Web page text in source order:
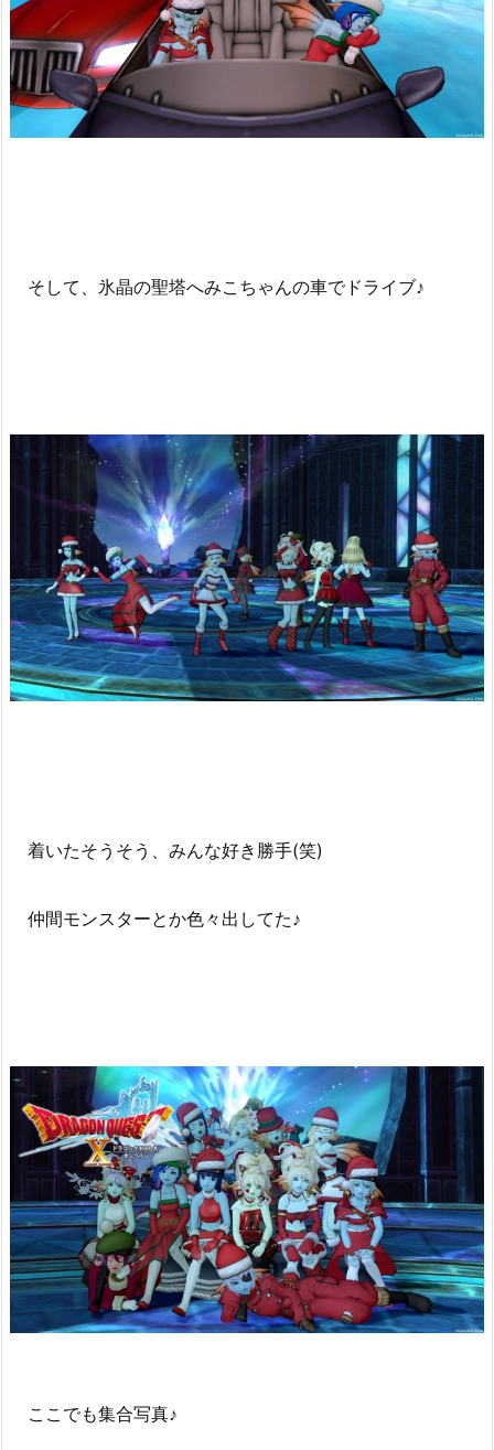
そして、氷晶の聖塔へみこちゃんの車でドライブ♪
着いたそうそう、みんな好き勝手(笑)
仲間モンスターとか色々出してた♪
ここでも集合写真♪